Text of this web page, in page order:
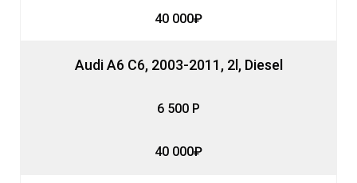
40 000₽
Audi A6 C6, 2003-2011, 2l, Diesel
6 500 Р
40 000₽